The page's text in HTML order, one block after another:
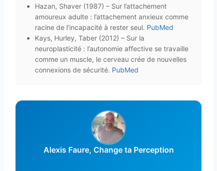
Hazan, Shaver (1987) – Sur l’attachement
amoureux adulte : l’attachement anxieux comme
racine de l’incapacité à rester seul. PubMed
Kays, Hurley, Taber (2012) – Sur la
neuroplasticité : l’autonomie affective se travaille
comme un muscle, le cerveau crée de nouvelles
connexions de sécurité. PubMed
Alexis Faure, Change ta Perception